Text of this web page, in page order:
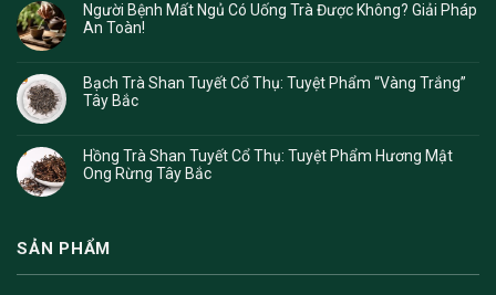
Người Bệnh Mất Ngủ Có Uống Trà Được Không? Giải Pháp
An Toàn!
Bạch Trà Shan Tuyết Cổ Thụ: Tuyệt Phẩm “Vàng Trắng”
Tây Bắc
Hồng Trà Shan Tuyết Cổ Thụ: Tuyệt Phẩm Hương Mật
Ong Rừng Tây Bắc
SẢN PHẨM